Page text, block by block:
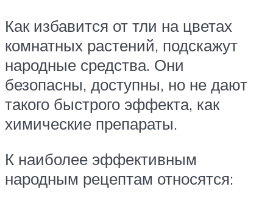
Как избавится от тли на цветах
комнатных растений, подскажут
народные средства. Они
безопасны, доступны, но не дают
такого быстрого эффекта, как
химические препараты.
К наиболее эффективным
народным рецептам относятся: